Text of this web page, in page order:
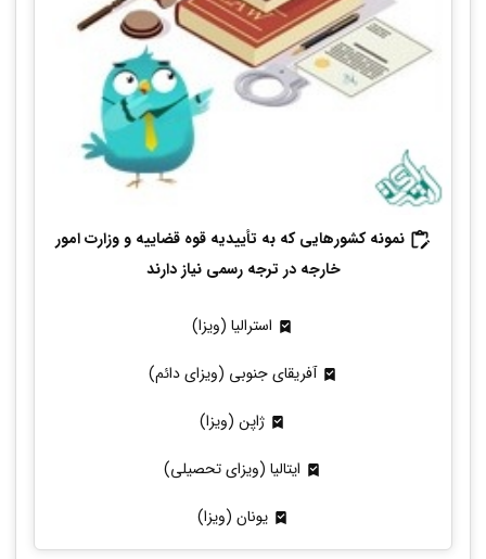
نمونه کشورهایی که به تأییدیه قوه قضاییه و وزارت امور
خارجه در ترجه رسمی نیاز دارند
استرالیا (ویزا)
آفریقای جنوبی (ویزای دائم)
ژاپن (ویزا)
ایتالیا (ویزای تحصیلی)
یونان (ویزا)